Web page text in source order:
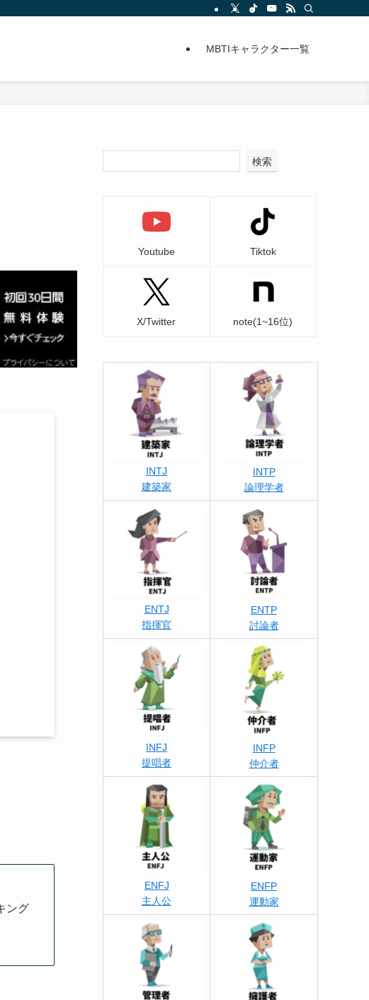
MBTIキャラクター一覧
ング
検索
Youtube Tiktok
X/Twitter note(1~16位)
INTJ
建築家
INTP
論理学者
ENTJ
指揮官
ENTP
討論者
INFJ
提唱者
INFP
仲介者
ENFJ
主人公
ENFP
運動家